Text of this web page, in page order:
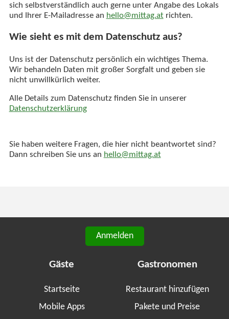
sich selbstverständlich auch gerne unter Angabe des Lokals
und Ihrer E-Mailadresse an hello@mittag.atrichten.
Wie sieht es mit dem Datenschutz aus?
Uns ist der Datenschutz persönlich ein wichtiges Thema.
Wir behandeln Daten mit großer Sorgfalt und geben sie
nicht unwillkürlich weiter.
Alle Details zum Datenschutz finden Sie in unserer
Datenschutzerklärung
Sie haben weitere Fragen, die hier nicht beantwortet sind?
Dann schreiben Sie uns an hello@mittag.at
Anmelden
Gäste
Startseite
Mobile Apps
Gastronomen
Restaurant hinzufügen
Pakete und Preise